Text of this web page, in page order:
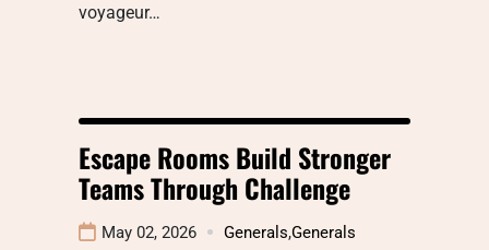
voyageur…
Escape Rooms Build Stronger
Teams Through Challenge
May 02, 2026 Generals,Generals